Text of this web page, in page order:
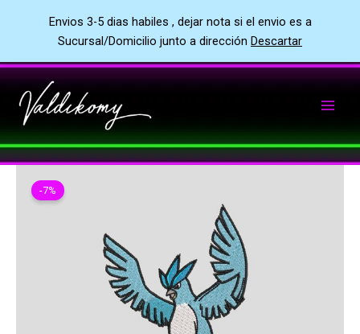
Envios 3-5 dias habiles , dejar nota si el envio es a
Sucursal/Domicilio junto a dirección Descartar
al
contenido
-7%